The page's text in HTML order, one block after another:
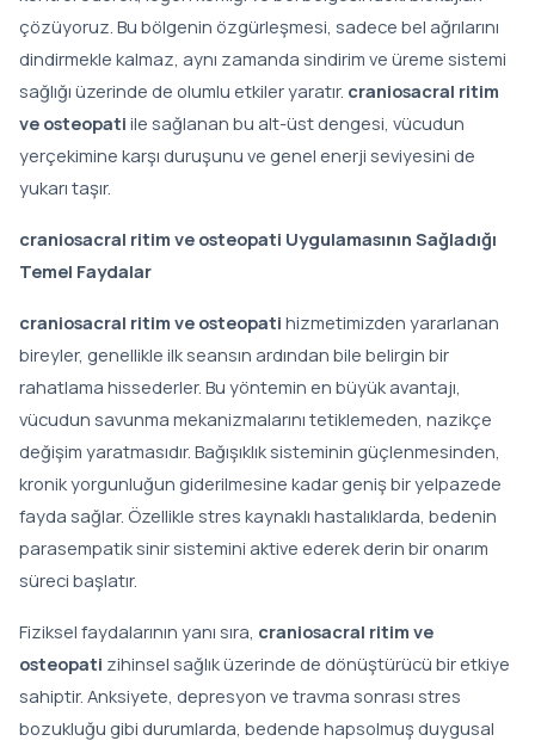
çözüyoruz. Bu bölgenin özgürleşmesi, sadece bel ağrılarını
dindirmekle kalmaz, aynı zamanda sindirim ve üreme sistemi
sağlığı üzerinde de olumlu etkiler yaratır. craniosacral ritim
ve osteopati ile sağlanan bu alt-üst dengesi, vücudun
yerçekimine karşı duruşunu ve genel enerji seviyesini de
yukarı taşır.
craniosacral ritim ve osteopati Uygulamasının Sağladığı
Temel Faydalar
craniosacral ritim ve osteopati hizmetimizden yararlanan
bireyler, genellikle ilk seansın ardından bile belirgin bir
rahatlama hissederler. Bu yöntemin en büyük avantajı,
vücudun savunma mekanizmalarını tetiklemeden, nazikçe
değişim yaratmasıdır. Bağışıklık sisteminin güçlenmesinden,
kronik yorgunluğun giderilmesine kadar geniş bir yelpazede
fayda sağlar. Özellikle stres kaynaklı hastalıklarda, bedenin
parasempatik sinir sistemini aktive ederek derin bir onarım
süreci başlatır.
Fiziksel faydalarının yanı sıra, craniosacral ritim ve
osteopati zihinsel sağlık üzerinde de dönüştürücü bir etkiye
sahiptir. Anksiyete, depresyon ve travma sonrası stres
bozukluğu gibi durumlarda, bedende hapsolmuş duygusal